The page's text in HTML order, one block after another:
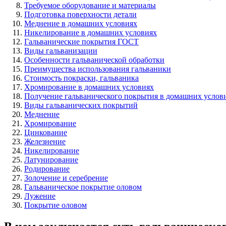
Требуемое оборудование и материалы
Подготовка поверхности детали
Меднение в домашних условиях
Никелирование в домашних условиях
Гальванические покрытия ГОСТ
Виды гальванизации
Особенности гальванической обработки
Преимущества использования гальваники
Стоимость покраски, гальваника
Хромирование в домашних условиях
Получение гальванического покрытия в домашних
Виды гальванических покрытий
Меднение
Хромирование
Цинкование
Железнение
Никелирование
Латунирование
Родирование
Золочение и серебрение
Гальваническое покрытие оловом
Лужение
Покрытие оловом